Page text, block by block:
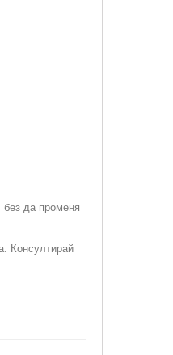
да променя
Консултирай